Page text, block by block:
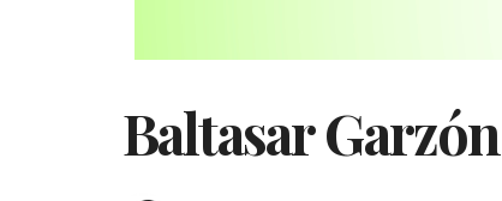
Baltasar